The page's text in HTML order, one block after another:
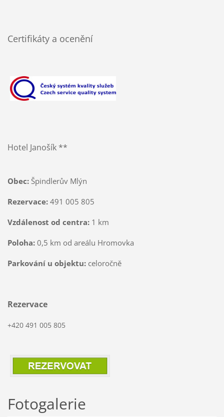
Certifikáty a ocenění
Hotel Janošík **
Obec:Špindlerův Mlýn
Rezervace:491 005 805
Vzdálenost od centra:1 km
Poloha:0,5 km od areálu Hromovka
Parkování u objektu:celoročně
Rezervace
+420 491 005 805
Fotogalerie